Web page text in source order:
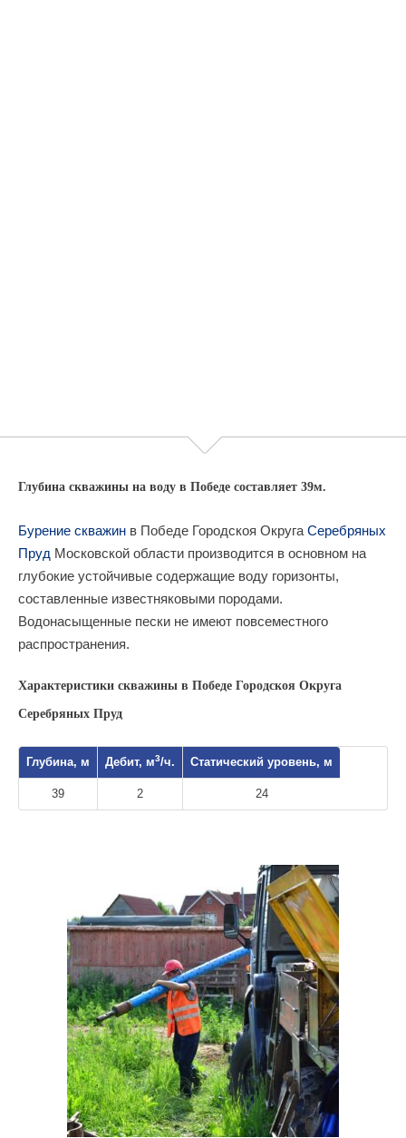
Глубина скважины на воду в Победе составляет 39м.
Бурение скважин в Победе Городскоя Округа Серебряных
Пруд Московской области производится в основном на
глубокие устойчивые содержащие воду горизонты,
составленные известняковыми породами.
Водонасыщенные пески не имеют повсеместного
распространения.
Характеристики скважины в Победе Городскоя Округа
Серебряных Пруд
Глубина, м Дебит, м3/ч. Статический уровень, м
39 2 24